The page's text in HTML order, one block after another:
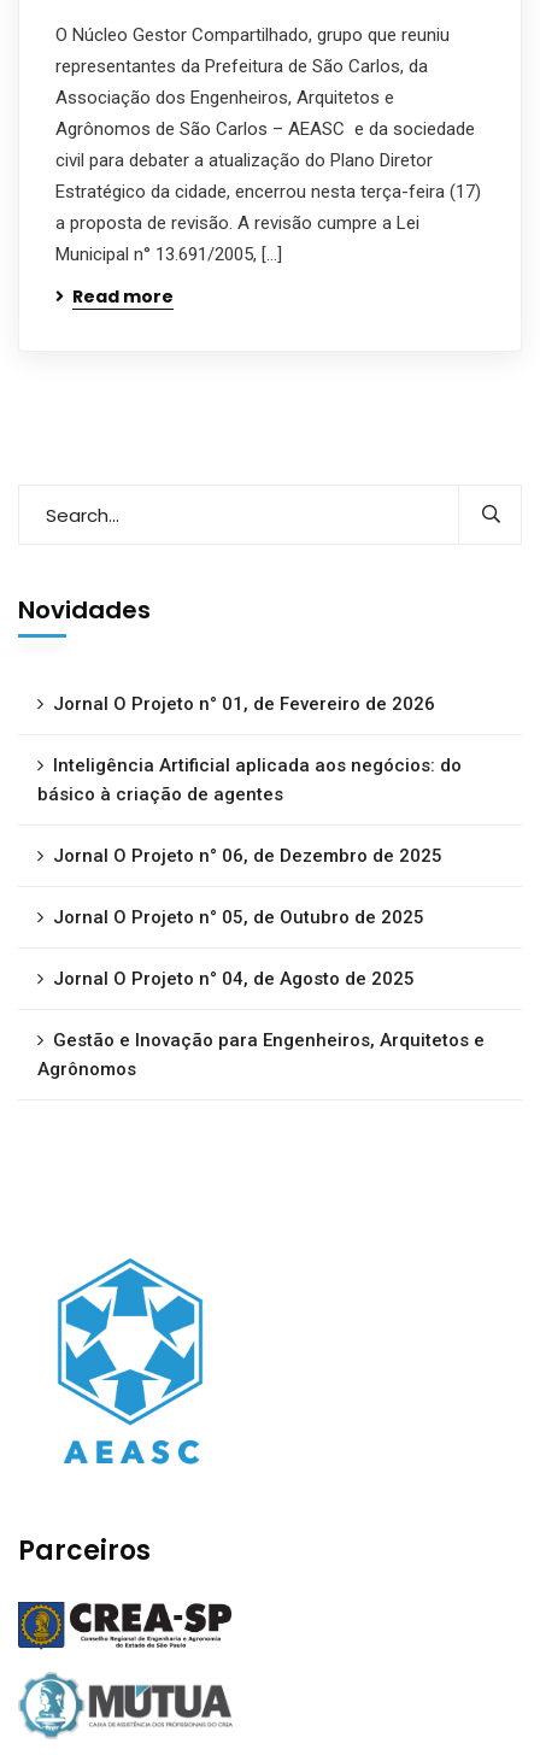
O Núcleo Gestor Compartilhado, grupo que reuniu
representantes da Prefeitura de São Carlos, da
Associação dos Engenheiros, Arquitetos e
Agrônomos de São Carlos – AEASC e da sociedade
civil para debater a atualização do Plano Diretor
Estratégico da cidade, encerrou nesta terça-feira (17)
a proposta de revisão. A revisão cumpre a Lei
Municipal n° 13.691/2005, […]
Read more
Novidades
Jornal O Projeto n° 01, de Fevereiro de 2026
Inteligência Artificial aplicada aos negócios: do
básico à criação de agentes
Jornal O Projeto n° 06, de Dezembro de 2025
Jornal O Projeto n° 05, de Outubro de 2025
Jornal O Projeto n° 04, de Agosto de 2025
Gestão e Inovação para Engenheiros, Arquitetos e
Agrônomos
Parceiros